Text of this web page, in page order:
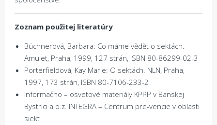
Zoznam použitej literatúry
Büchnerová, Barbara: Co máme vědět o sektách.
Amulet, Praha, 1999, 127 strán, ISBN 80-86299-02-3
Porterfieldová, Kay Marie: O sektách. NLN, Praha,
1997, 173 strán, ISBN 80-7106-233-2
Informačno – osvetové materiály KPPP v Banskej
Bystrici a o.z. INTEGRA – Centrum pre-vencie v oblasti
siekt